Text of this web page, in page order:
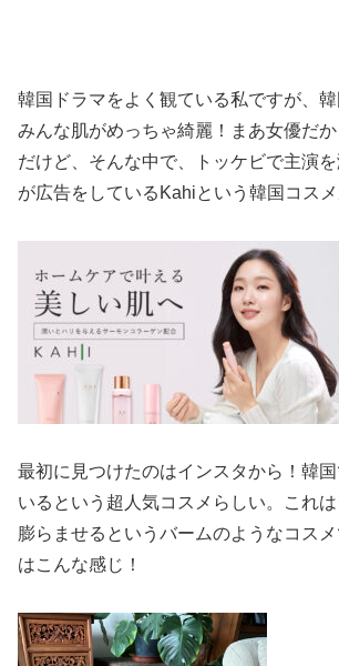
韓国ドラマをよく観ている私ですが、
みんな肌がめっちゃ綺麗！まあ女優だ
だけど、そんな中で、トッケビで主演
が広告をしているKahiという韓国コスメ
最初に見つけたのはインスタから！韓
いるという超人気コスメらしい。これ
膨らませるというバームのようなコス
はこんな感じ！